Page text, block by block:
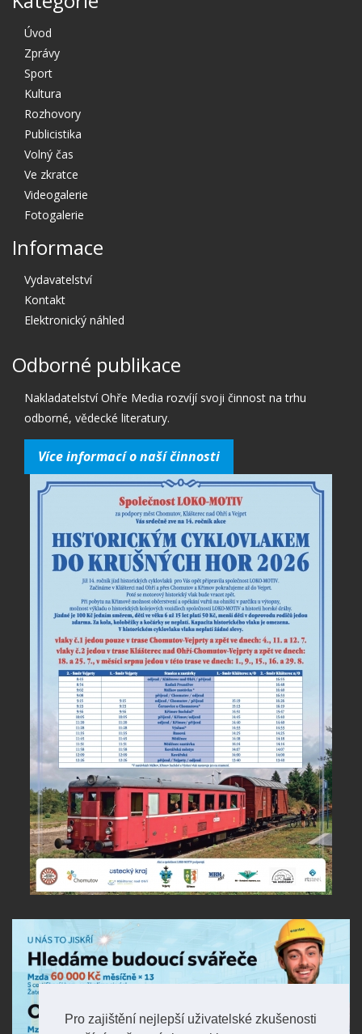
Pro zajištění nejlepší uživatelské zkušenosti
Úvod
Zprávy
Sport
Kultura
Rozhovory
Publicistika
Volný čas
Ve zkratce
Videogalerie
Fotogalerie
Informace
Vydavatelství
Kontakt
Elektronický náhled
Odborné publikace
Nakladatelství Ohře Media rozvíjí svoji činnost na trhu
odborné, vědecké literatury.
Více informací o naší činnosti